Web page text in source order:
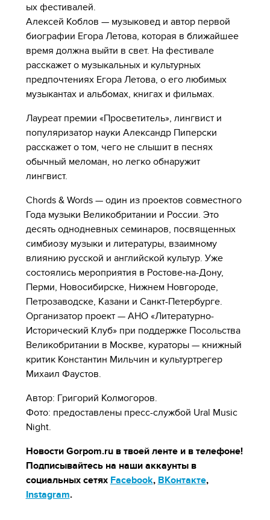
ых фестивалей.
Алексей Коблов — музыковед и автор первой
биографии Егора Летова, которая в ближайшее
время должна выйти в свет. На фестивале
расскажет о музыкальных и культурных
предпочтениях Егора Летова, о его любимых
музыкантах и альбомах, книгах и фильмах.
Лауреат премии «Просветитель», лингвист и
популяризатор науки Александр Пиперски
расскажет о том, чего не слышит в песнях
обычный меломан, но легко обнаружит
лингвист.
Chords & Words — один из проектов совместного
Года музыки Великобритании и России. Это
десять однодневных семинаров, посвященных
симбиозу музыки и литературы, взаимному
влиянию русской и английской культур. Уже
состоялись мероприятия в Ростове-на-Дону,
Перми, Новосибирске, Нижнем Новгороде,
Петрозаводске, Казани и Санкт-Петербурге.
Организатор проект — АНО «Литературно-
Исторический Клуб» при поддержке Посольства
Великобритании в Москве, кураторы — книжный
критик Константин Мильчин и культуртрегер
Михаил Фаустов.
Автор: Григорий Колмогоров.
Фото: предоставлены пресс-службой Ural Music
Night.
Новости Gorpom.ru в твоей ленте и в телефоне!
Подписывайтесь на наши аккаунты в
социальных сетях Facebook, ВКонтакте,
Instagram.